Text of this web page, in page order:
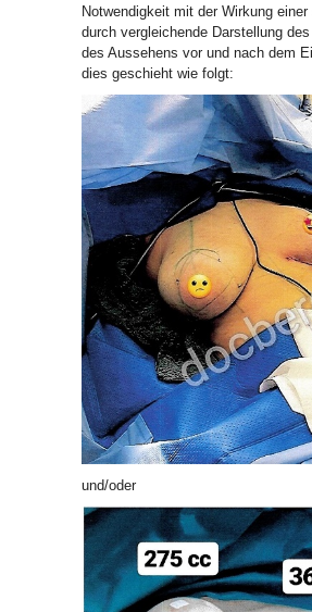
Notwendigkeit mit der Wirkung
durch vergleichende Darstellung
des Aussehens vor und nach dem
dies geschieht wie folgt:
und/oder